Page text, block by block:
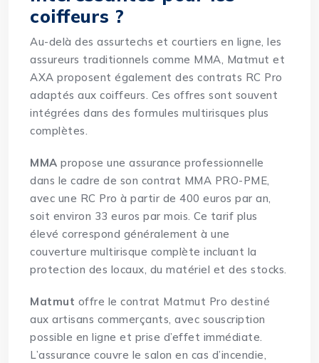
coiffeurs ?
Au-delà des assurtechs et courtiers en ligne, les
assureurs traditionnels comme MMA, Matmut et
AXA proposent également des contrats RC Pro
adaptés aux coiffeurs. Ces offres sont souvent
intégrées dans des formules multirisques plus
complètes.
MMA propose une assurance professionnelle
dans le cadre de son contrat MMA PRO-PME,
avec une RC Pro à partir de 400 euros par an,
soit environ 33 euros par mois. Ce tarif plus
élevé correspond généralement à une
couverture multirisque complète incluant la
protection des locaux, du matériel et des stocks.
Matmut offre le contrat Matmut Pro destiné
aux artisans commerçants, avec souscription
possible en ligne et prise d’effet immédiate.
L’assurance couvre le salon en cas d’incendie,